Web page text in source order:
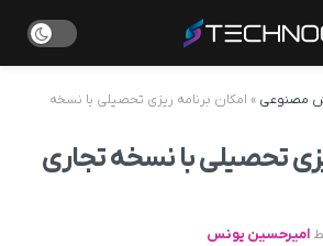
مصنوعی » امکان برنامه ریزی تحصیلی با نسخه
تحصیلی با نسخه تجاری
امیرحسین یونس